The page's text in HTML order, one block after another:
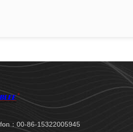
：00-86-15322005945